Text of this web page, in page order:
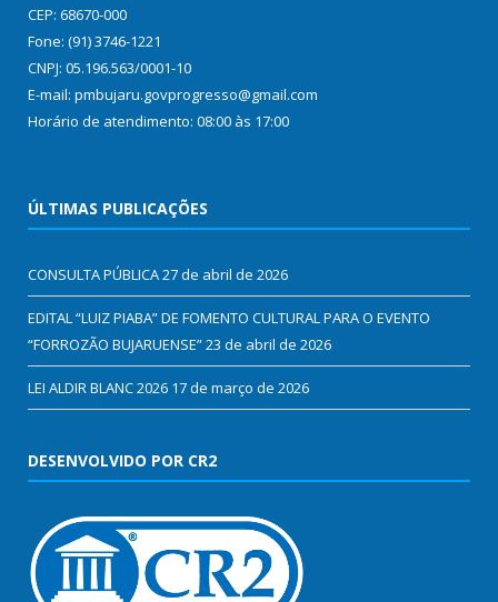
CEP: 68670-000
Fone: (91) 3746-1221
CNPJ: 05.196.563/0001-10
E-mail: pmbujaru.govprogresso@gmail.com
Horário de atendimento: 08:00 às 17:00
ÚLTIMAS PUBLICAÇÕES
CONSULTA PÚBLICA27 de abril de 2026
EDITAL “LUIZ PIABA” DE FOMENTO CULTURAL PARA O EVENTO
“FORROZÃO BUJARUENSE”23 de abril de 2026
LEI ALDIR BLANC 2026 17 de março de 2026
DESENVOLVIDO POR CR2